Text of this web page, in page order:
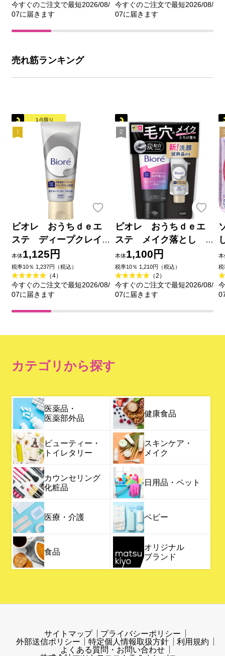
今すぐのご注文で最短2026/08/
07に届きます
今すぐのご注文で最短2026/08/
07に届きます
売れ筋ランキング
1点限り
ビオレ おうちｄｅエ
ステ ディープクレイ
洗顔 １８０ｇ 花王
本体1,125円
税率10％ 1,237円（税込）
（4）
今すぐのご注文で最短2026/08/
07に届きます
ビオレ おうちｄｅエ
ステ メイク落とし
ブラックジェル クレ
イ試供品セット ２００
ｇ＋２０ｇ 花王
本体1,100円
税率10％ 1,210円（税込）
（2）
今すぐのご注文で最短2026/08/
07に届きます
本
税
カテゴリから探す
医薬品・
医薬部外品
健康食品
ビューティー・
トイレタリー
スキンケア・
メイク
カウンセリング
化粧品
日用品・ペット
医療・介護 ベビー
食品
オリジナル
ブランド
サイトマップ
プライバシーポリシー
外部送信ポリシー
特定個人情報取扱方針
利用規約
よくある質問・お問い合わせ